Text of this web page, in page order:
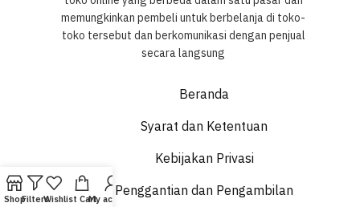
memungkinkan pembeli untuk berbelanja di toko-
toko tersebut dan berkomunikasi dengan penjual
secara langsung
Beranda
Syarat dan Ketentuan
Kebijakan Privasi
Penggantian dan Pengambilan
ShopFiltersWishlist CartMy account